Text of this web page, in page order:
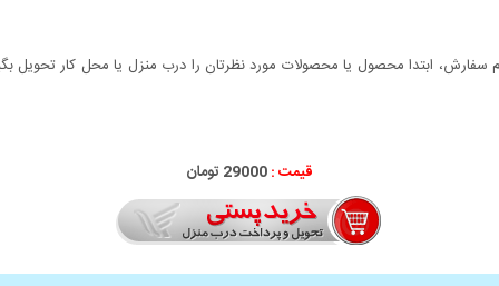
ابتدا محصول یا محصولات مورد نظرتان را درب منزل یا محل کار تحویل
قیمت :29000 تومان